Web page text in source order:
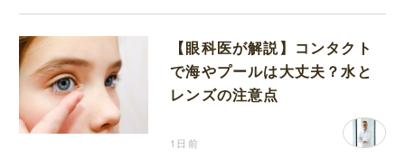
【眼科医が解説】コンタクト
で海やプールは大丈夫？水と
レンズの注意点
1日前